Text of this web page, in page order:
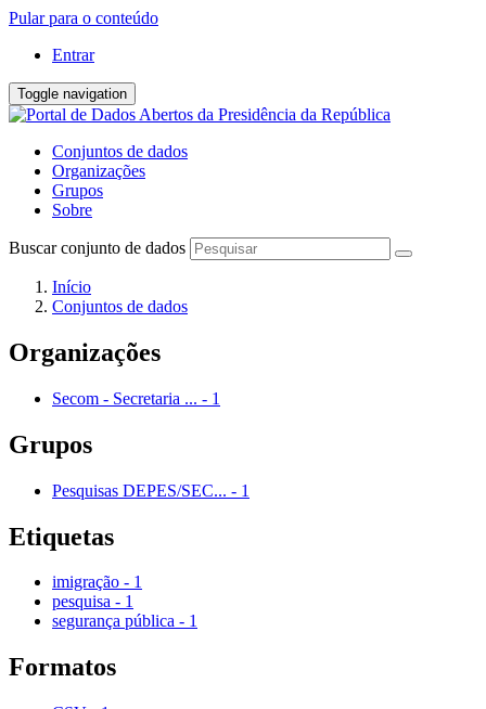
Pular para o conteúdo
Entrar
Toggle navigation
Conjuntos de dados
Organizações
Grupos
Sobre
Buscar conjunto de dados
Início
Conjuntos de dados
Organizações
Secom - Secretaria ... - 1
Grupos
Pesquisas DEPES/SEC... - 1
Etiquetas
imigração - 1
pesquisa - 1
segurança pública - 1
Formatos